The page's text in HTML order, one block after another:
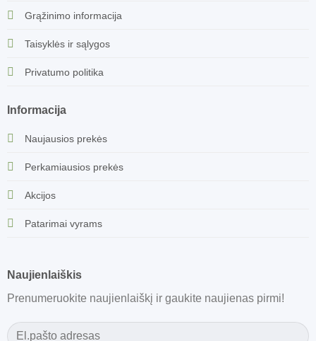
Grąžinimo informacija
Taisyklės ir sąlygos
Privatumo politika
Informacija
Naujausios prekės
Perkamiausios prekės
Akcijos
Patarimai vyrams
Naujienlaiškis
Prenumeruokite naujienlaiškį ir gaukite naujienas pirmi!